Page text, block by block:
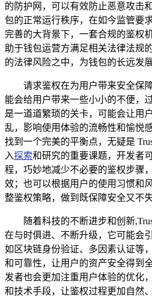
的防护网，可以有效防止恶意攻击
包的正常运行秩序，在如今监管要
完善的大背景下，一套合规的鉴权
助于钱包运营方满足相关法律法规
的法律风险之中，为钱包的长远发
请求鉴权在为用户带来安全保
能会给用户带来一些小小的不便，
是一道道繁琐的关卡，可能会让用
乱，影响使用体验的流畅性和愉悦
找到一个完美的平衡点，无疑是
入探索和研究的重要课题，开发者
程，巧妙地减少不必要的鉴权步骤
效；也可以根据用户的使用习惯和
整鉴权策略，做到既保障安全又不失
随着科技的不断进步和创新
在与时俱进、不断升级，它可能会
如区块链身份验证、多因素认证等
和可靠性，让用户的资产安全得到
发者也会更加注重用户体验的优化
和技术手段，让鉴权过程更加自然